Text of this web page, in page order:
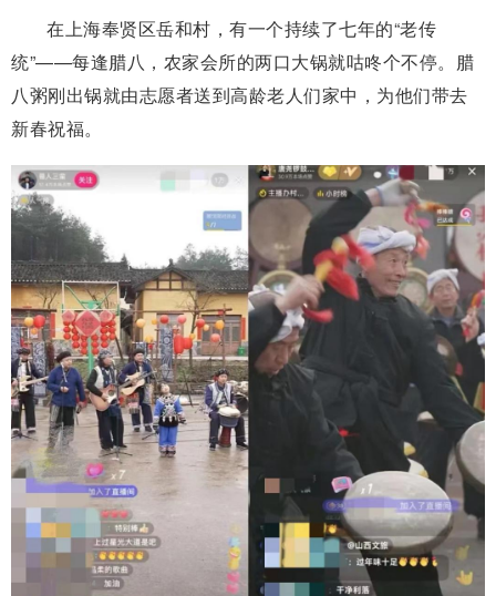
在上海奉贤区岳和村，有一个持续了七年的“老传
统”——每逢腊八，农家会所的两口大锅就咕咚个不停。腊
八粥刚出锅就由志愿者送到高龄老人们家中，为他们带去
新春祝福。